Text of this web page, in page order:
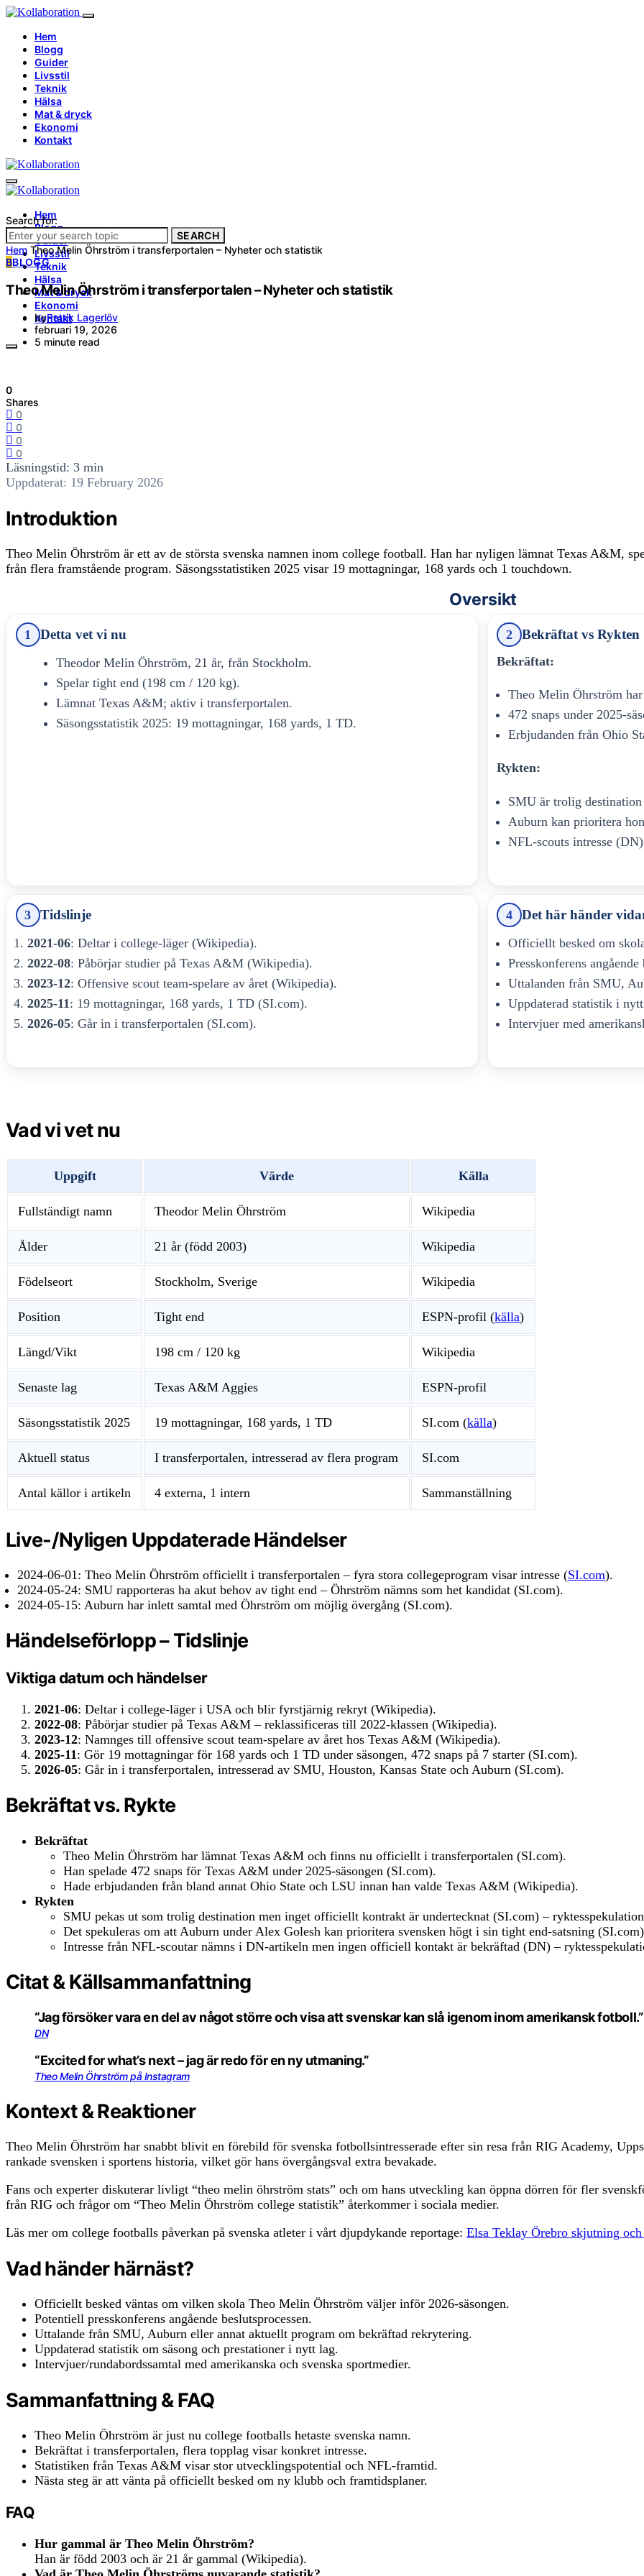
Hem
Blogg
Guider
Livsstil
Teknik
Hälsa
Mat & dryck
Ekonomi
Kontakt
Hem
Blogg
Guider
Livsstil
Teknik
Hälsa
Mat & dryck
Ekonomi
Kontakt
Search for:
SEARCH
Hem Theo Melin Öhrström i transferportalen – Nyheter och statistik
BBLOGG
Theo Melin Öhrström i transferportalen – Nyheter och statistik
byPatrik Lagerlöv
februari 19, 2026
5 minute read
0
Shares
0
0
0
0
Läsningstid: 3 min
Uppdaterat: 19 February 2026
Introduktion
Theo Melin Öhrström är ett av de största svenska namnen inom college football. Han har nyligen lämnat Texas A&M,
från flera framstående program. Säsongsstatistiken 2025 visar 19 mottagningar, 168 yards och 1 touchdown.
Oversikt
1 Detta vet vi nu
Theodor Melin Öhrström, 21 år, från Stockholm.
Spelar tight end (198 cm / 120 kg).
Lämnat Texas A&M; aktiv i transferportalen.
Säsongsstatistik 2025: 19 mottagningar, 168 yards, 1 TD.
2 Bekräftat vs Rykten
Bekräftat:
Theo Melin Öhrström
472 snaps under 2025-
Erbjudanden från Ohio
Rykten:
SMU är trolig
Auburn kan prioritera
NFL-scouts intresse
3 Tidslinje
2021-06: Deltar i college-läger (Wikipedia).
2022-08: Påbörjar studier på Texas A&M (Wikipedia).
2023-12: Offensive scout team-spelare av året (Wikipedia).
2025-11 : 19 mottagningar, 168 yards, 1 TD (SI.com).
2026-05: Går in i transferportalen (SI.com).
4 Det här händer
Officiellt besked om
Presskonferens angående
Uttalanden från SMU,
Uppdaterad statistik i
Intervjuer med
Vad vi vet nu
Uppgift Värde Källa
Fullständigt namn Theodor Melin Öhrström Wikipedia
Ålder 21 år (född 2003) Wikipedia
Födelseort Stockholm, Sverige Wikipedia
Position Tight end ESPN-profil (källa)
Längd/Vikt 198 cm / 120 kg Wikipedia
Senaste lag Texas A&M Aggies ESPN-profil
Säsongsstatistik 2025 19 mottagningar, 168 yards, 1 TD SI.com (källa)
Aktuell status I transferportalen, intresserad av flera program SI.com
Antal källor i artikeln 4 externa, 1 intern Sammanställning
Live-/Nyligen Uppdaterade Händelser
2024-06-01 : Theo Melin Öhrström officiellt i transferportalen – fyra stora collegeprogram visar intresse (SI.com).
2024-05-24: SMU rapporteras ha akut behov av tight end – Öhrström nämns som het kandidat (SI.com).
2024-05-15: Auburn har inlett samtal med Öhrström om möjlig övergång (SI.com).
Händelseförlopp – Tidslinje
Viktiga datum och händelser
2021-06: Deltar i college-läger i USA och blir fyrstjärnig rekryt (Wikipedia).
2022-08: Påbörjar studier på Texas A&M – reklassificeras till 2022-klassen (Wikipedia).
2023-12: Namnges till offensive scout team-spelare av året hos Texas A&M (Wikipedia).
2025-11 : Gör 19 mottagningar för 168 yards och 1 TD under säsongen, 472 snaps på 7 starter (SI.com).
2026-05: Går in i transferportalen, intresserad av SMU, Houston, Kansas State och Auburn (SI.com).
Bekräftat vs. Rykte
Bekräftat
Theo Melin Öhrström har lämnat Texas A&M och finns nu officiellt i transferportalen (SI.com).
Han spelade 472 snaps för Texas A&M under 2025-säsongen (SI.com).
Hade erbjudanden från bland annat Ohio State och LSU innan han valde Texas A&M (Wikipedia).
Rykten
SMU pekas ut som trolig destination men inget officiellt kontrakt är undertecknat (SI.com) –
Det spekuleras om att Auburn under Alex Golesh kan prioritera svensken högt i sin tight end-satsning
Intresse från NFL-scoutar nämns i DN-artikeln men ingen officiell kontakt är bekräftad (DN) –
Citat & Källsammanfattning
“Jag försöker vara en del av något större och visa att svenskar kan slå igenom inom amerikansk fotboll.”
DN
“Excited for what’s next – jag är redo för en ny utmaning.”
Theo Melin Öhrström på Instagram
Kontext & Reaktioner
Theo Melin Öhrström har snabbt blivit en förebild för svenska fotbollsintresserade efter sin resa från RIG Academy,
rankade svensken i sportens historia, vilket gör hans övergångsval extra bevakade.
Fans och experter diskuterar livligt “theo melin öhrström stats” och om hans utveckling kan öppna dörren för fler
från RIG och frågor om “Theo Melin Öhrström college statistik” återkommer i sociala medier.
Läs mer om college footballs påverkan på svenska atleter i vårt djupdykande reportage: Elsa Teklay Örebro skjutning
Vad händer härnäst?
Officiellt besked väntas om vilken skola Theo Melin Öhrström väljer inför 2026-säsongen.
Potentiell presskonferens angående beslutsprocessen.
Uttalande från SMU, Auburn eller annat aktuellt program om bekräftad rekrytering.
Uppdaterad statistik om säsong och prestationer i nytt lag.
Intervjuer/rundabordssamtal med amerikanska och svenska sportmedier.
Sammanfattning & FAQ
Theo Melin Öhrström är just nu college footballs hetaste svenska namn.
Bekräftat i transferportalen, flera topplag visar konkret intresse.
Statistiken från Texas A&M visar stor utvecklingspotential och NFL-framtid.
Nästa steg är att vänta på officiellt besked om ny klubb och framtidsplaner.
FAQ
Hur gammal är Theo Melin Öhrström?
Han är född 2003 och är 21 år gammal (Wikipedia).